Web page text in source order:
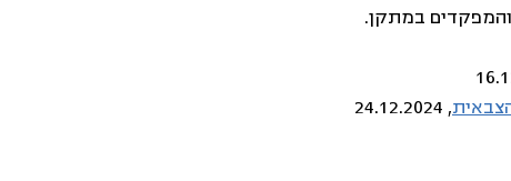
במתקן.
, 24.12.2024